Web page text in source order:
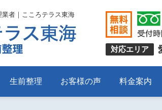
者｜こころテラス東海
対応エリア
生前整理 お客様の声 料金案内